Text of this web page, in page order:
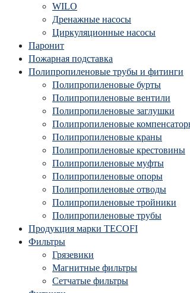
WILO
Дренажные насосы
Циркуляционные насосы
Паронит
Пожарная подставка
Полипропиленовые трубы и фитинги
Полипропиленовые бурты
Полипропиленовые вентили
Полипропиленовые заглушки
Полипропиленовые
Полипропиленовые краны
Полипропиленовые крестовины
Полипропиленовые муфты
Полипропиленовые опоры
Полипропиленовые отводы
Полипропиленовые тройники
Полипропиленовые трубы
Продукция марки TECOFI
Фильтры
Грязевики
Магнитные фильтры
Сетчатые фильтры